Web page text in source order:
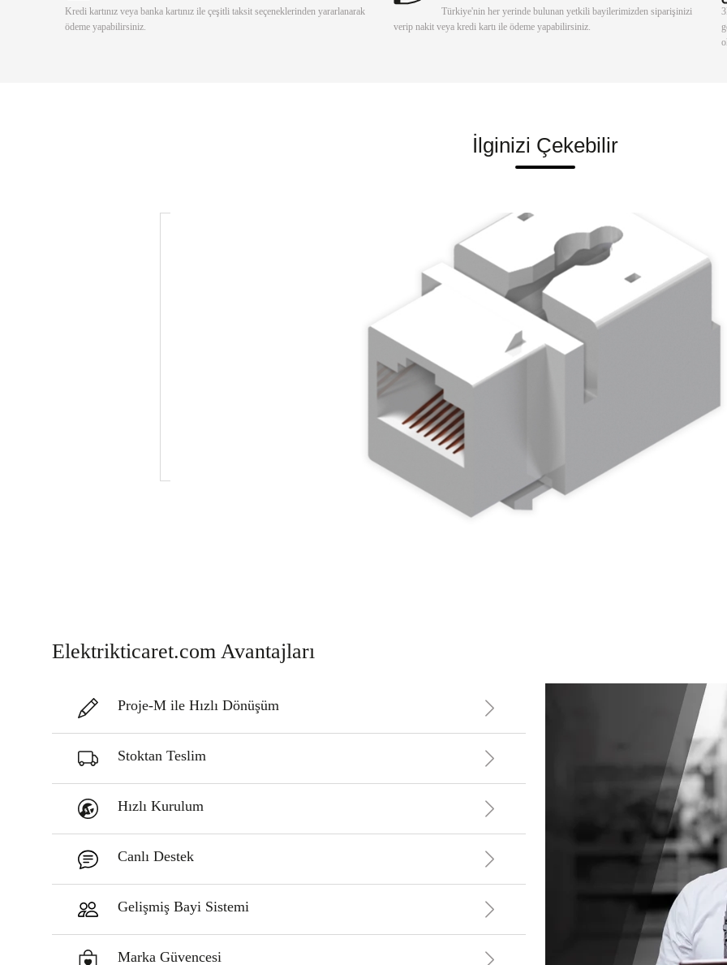
Kredi kartınız veya banka kartınız ile çeşitli taksit seçeneklerinden yararlanarak
ödeme yapabilirsiniz.
Türkiye'nin her yerinde bulunan yetkili bayilerimizden siparişinizi
verip nakit veya kredi kartı ile ödeme yapabilirsiniz.
İlginizi Çekebilir
Data Soketi (Cat6, UTP, RJ45)
Elektrikticaret.com Avantajları
Proje-M ile Hızlı Dönüşüm
Stoktan Teslim
Hızlı Kurulum
Canlı Destek
Gelişmiş Bayi Sistemi
Marka Güvencesi